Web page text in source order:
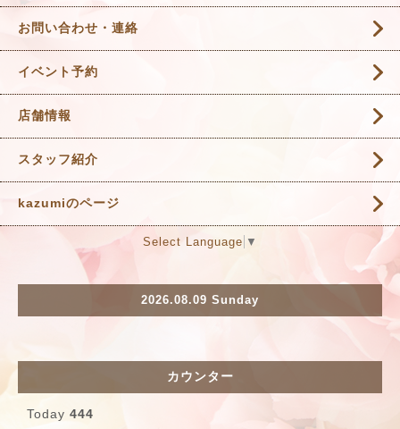
お問い合わせ・連絡
イベント予約
店舗情報
スタッフ紹介
kazumiのページ
Select Language ▼
2026.08.09 Sunday
カウンター
Today 444